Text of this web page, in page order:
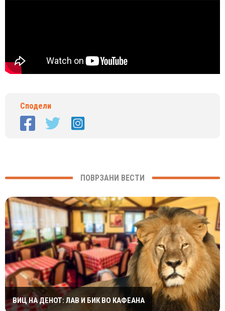
Сподели
ПОВРЗАНИ ВЕСТИ
ВИЦ НА ДЕНОТ: ЛАВ И БИК ВО КАФЕАНА